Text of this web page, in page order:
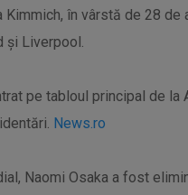
în vârstă de 28 de
și Liverpool.
pe tabloul principal de la
News.ro
Naomi Osaka a fost